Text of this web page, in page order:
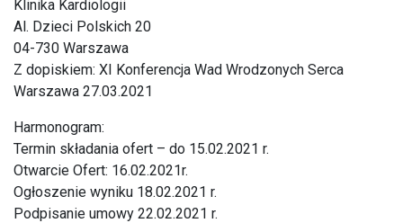
Klinika Kardiologii
Al. Dzieci Polskich 20
04-730 Warszawa
Z dopiskiem: XI Konferencja Wad Wrodzonych Serca
Warszawa 27.03.2021
Harmonogram:
Termin składania ofert – do 15.02.2021 r.
Otwarcie Ofert: 16.02.2021r.
Ogłoszenie wyniku 18.02.2021 r.
Podpisanie umowy 22.02.2021 r.